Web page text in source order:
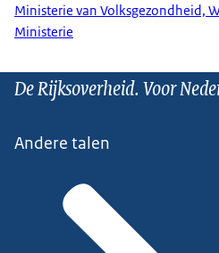
Ministerie van Volksgezondheid,
Ministerie
De Rijksoverheid. Voor
Andere talen